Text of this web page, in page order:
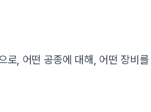
로, 어떤 공종에 대해, 어떤 장비